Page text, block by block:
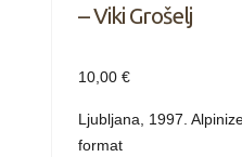
– Viki Grošelj
10,00€
Ljubljana, 1997.
format